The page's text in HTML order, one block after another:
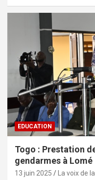
EDUCATION
Togo : Prestation
gendarmes à Lomé
13 juin 2025 La voix de